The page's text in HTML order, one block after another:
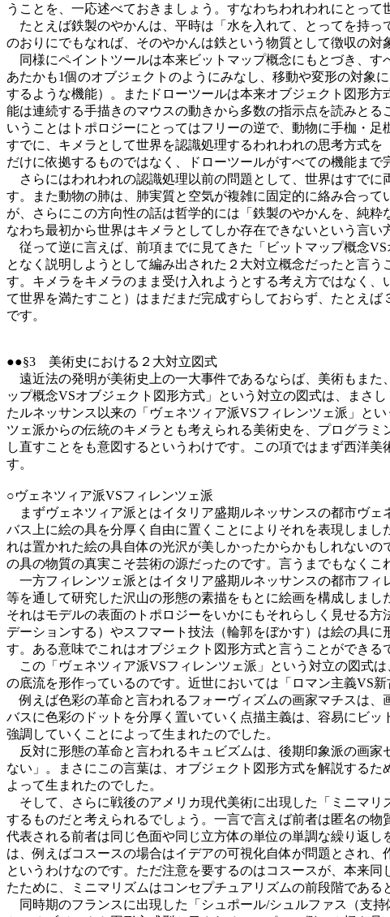
うことを、一応述べておきましょう。すなわちわれわれにとって
たとえば鉄製のやかんは、平時は「水を入れて、とってを持っ
のおりにでもなれば、そのやかんは鉄という物質として徴収の
同様にペイントツールは本来ビットマップ概念にもとづき、す
あたかも1個のオブジェクトのようにみなし、移動や変形の対象
するような機能）。またドローツールは本来オブジェクト図形
能は連続する手描きのマウスの動きから多数の指示点を読みと
いうことはトポロジーにとってはフリーの逆で、動物に手枷・
すでに、キメラとして世界を認識処理するわれわれの思考方式
だけに依拠するものではなく、ドローツールがすべての機能ま
さらにはわれわれの認識処理以前の問題として、世界はすでに
す。また動物の肺は、肺実質と空気が複雑に固定的に絡み合っ
が、さらにこの方向性の話は哲学的には「鉄製のやかんを、純
なわち最初から世界はキメラとしてしか存在できないという言
従って逆に言えば、前項までに見てきた「ビットマップ概念
となく説明しようとして編み出された２大対立概念だったと言
す。キメラをキメラのまま受け入れようとする考え方ではなく
て世界を満たすこと）はまだまだ完成すらしておらず、たとえ
です。
●●§3 美術史における２大対立図式
遠近法の発明が美術史上の一大事件であるならば、美術もまた
ップ概念VSオブジェクト図形方式」という対立の図式は、まさ
たルネッサンス以来の「ヴェネツィア派VSフィレンツェ派」と
ツェ派からの伝統のキメラとも考えられる美術史を、プログラ
し直すことをも意図するというわけです。この項ではまず西洋
す。
○ヴェネツィア派VSフィレンツェ派
まずヴェネツィア派とはイタリア盛期ルネッサンスの都市ヴェ
バス上に絵の具を分厚く自由に置くことによりそれを表現しま
れは置かれた絵の具自体の光沢が美しかったからかもしれない
の具の物質の真実こそ芸術の源だったのです。言うまでもなくこ
一方フィレンツェ派とはイタリア盛期ルネッサンスの都市フィ
等を通して研究した沢山の形態の素描をもとに絵画を構成しま
それはモデルの表面のトポロジーをいかにもそれらしく見せる
デーションする）やスフマート技法（輪郭をぼかす）は絵の具
す。ある意味でこれはオブジェクト図形方式と言うことができる
この「ヴェネツィア派VSフィレンツェ派」という対立の図式
の底流を形作っているのです。近世においては「ロマン主義VS
例えば色彩の革命と言われるフォーヴィズムの画家マチスは、
バスに色彩のドットを分厚く置いていく点描主義は、容易にビ
強調していくことによって生まれたのでした。
反対に形態の革命と言われるキュビズムは、後期印象派の画家
ない」。まさにこの言葉は、オブジェクト図形方式を解説する
よって生まれたのでした。
そして、さらに戦後のアメリカ現代美術に出現した「ミニマリ
するものだと考えられるでしょう。一言で言えば前者は匿名の
代表される前者は同じ色面や同じ立方体の単位の単調な繰り返
は、例えばコスースの場合はイデアの可視化自体が問題とされ
というわけなのです。ただ注意を要するのはコスースが、本来
たために、ミニマリズムはコンセプチュアリズムの前段階であ
同時期のフランスに出現した「シュポール/シュルファス（支